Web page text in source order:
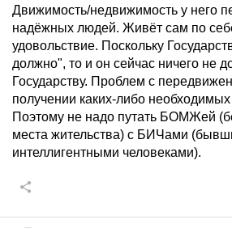
Движимость/недвижимость у него
надёжных людей. Живёт сам по
удовольствие. Поскольку
должно", то и он сейчас ничего не
Государству. Проблем с
получении каких-либо необходимых
Поэтому не надо путать БОМЖей
места жительства) с БИЧами
интеллигентными человеками).